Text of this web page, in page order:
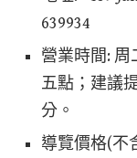
639934
營業時間: 周
五點；建議
分。
導覽價格(不